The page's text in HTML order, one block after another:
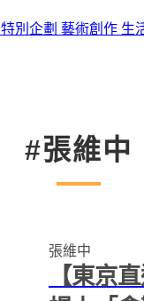
特別企劃 藝術創作 生
#張維中
張維中
【東京